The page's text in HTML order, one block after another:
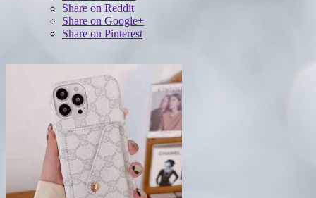
Share on Reddit
Share on Google+
Share on Pinterest